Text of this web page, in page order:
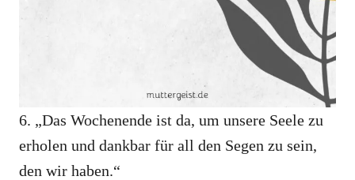
6. „Das Wochenende ist da, um unsere Seele zu
erholen und dankbar für all den Segen zu sein,
den wir haben.“